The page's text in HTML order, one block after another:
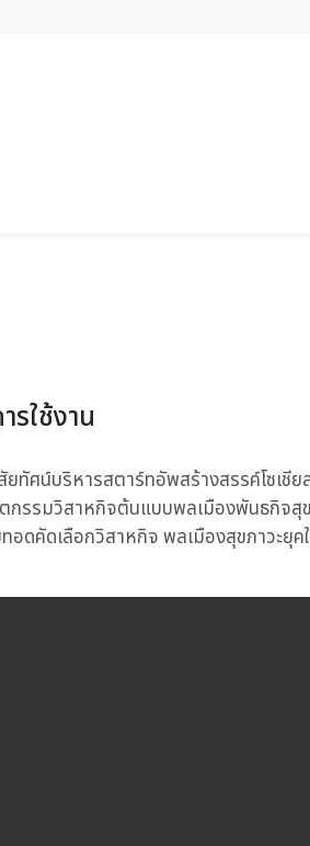
รใช้งาน
ศน์บริหารสตาร์ทอัพสร้างสรรค์โซเชี
รมวิสาหกิจต้นแบบพลเมืองพันธกิจสุ
ดเลือกวิสาหกิจ พลเมืองสุขภาวะยุคใ